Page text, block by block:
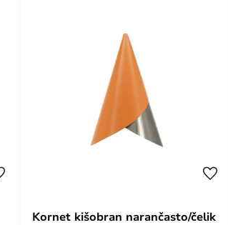
Kornet kišobran narančasto/čelik